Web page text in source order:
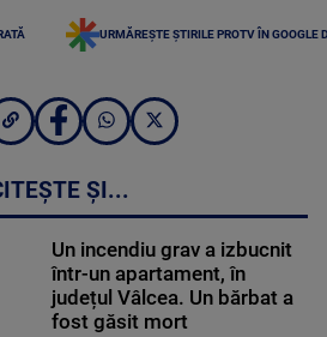
URMĂREȘTE ȘTIRILE PROTV ÎN GOOGLE
ȘI...
Un incendiu grav a izbucnit
într-un apartament, în
județul Vâlcea. Un bărbat a
fost găsit mort